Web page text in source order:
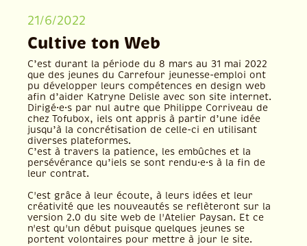
21/6/2022
Cultive ton Web
C’est durant la période du 8 mars au 31 mai 2022
que des jeunes du Carrefour jeunesse-emploi ont
pu développer leurs compétences en design web
afin d’aider Katryne Delisle avec son site internet.
Dirigé·e·s par nul autre que Philippe Corriveau de
chez Tofubox, iels ont appris à partir d’une idée
jusqu’à la concrétisation de celle-ci en utilisant
diverses plateformes.
C’est à travers la patience, les embûches et la
persévérance qu’iels se sont rendu·e·s à la fin de
leur contrat.
C'est grâce à leur écoute, à leurs idées et leur
créativité que les nouveautés se reflèteront sur la
version 2.0 du site web de l'Atelier Paysan. Et ce
n'est qu'un début puisque quelques jeunes se
portent volontaires pour mettre à jour le site.